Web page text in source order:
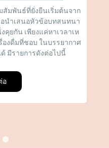
มพันธ์ที่ยั่งยืนเริ่มต้นจาก
อนำเสนอหัวข้อบทสนทนา
ยกัน เพียงแค่หาเวลาเห
องดื่มที่ชอบ ในบรรยากาศ
มีรายการดังต่อไปนี้
อ